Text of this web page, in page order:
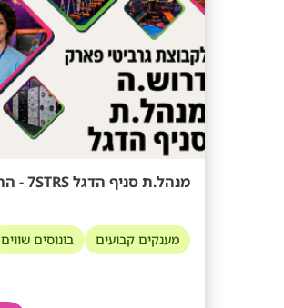
מנהל.ת סניף הדגל 7STRS - הרצליה
מענקים קבועים בונוסים שווים